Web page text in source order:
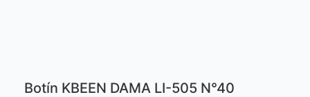
Botín KBEEN DAMA LI-505 N°40